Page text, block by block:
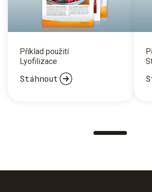
Příklad použití
Lyofilizace
Stáhnout